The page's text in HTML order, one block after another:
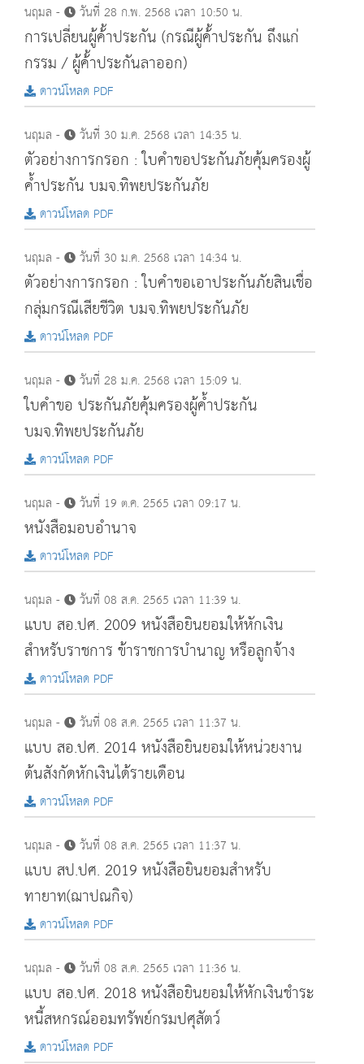
นฤมล -
วันที่ 28 ก.พ. 2568 เวลา 10:50 น.
การเปลี่ยนผู้ค้้าประกัน (กรณีผู้ค้้าประกัน ถึงแก่
กรรม / ผู้ค้้าประกันลาออก)
ดาวน์โหลด PDF
นฤมล -
วันที่ 30 ม.ค. 2568 เวลา 14:35 น.
ตัวอย่างการกรอก : ใบคำขอประกันภัยคุ้มครองผู้
ค้ำประกัน บมจ.ทิพยประกันภัย
ดาวน์โหลด PDF
นฤมล -
วันที่ 30 ม.ค. 2568 เวลา 14:34 น.
ตัวอย่างการกรอก : ใบคำขอเอาประกันภัยสินเชื่อ
กลุ่มกรณีเสียชีวิต บมจ.ทิพยประกันภัย
ดาวน์โหลด PDF
นฤมล -
วันที่ 28 ม.ค. 2568 เวลา 15:09 น.
ใบคำขอ ประกันภัยคุ้มครองผู้ค้ำประกัน
บมจ.ทิพยประกันภัย
ดาวน์โหลด PDF
นฤมล -
วันที่ 19 ต.ค. 2565 เวลา 09:17 น.
หนังสือมอบอำนาจ
ดาวน์โหลด PDF
นฤมล -
วันที่ 08 ส.ค. 2565 เวลา 11:39 น.
แบบ สอ.ปศ. 2009 หนังสือยินยอมให้หักเงิน
สำหรับราชการ ข้าราชการบำนาญ หรือลูกจ้าง
ดาวน์โหลด PDF
นฤมล -
วันที่ 08 ส.ค. 2565 เวลา 11:37 น.
แบบ สอ.ปศ. 2014 หนังสือยินยอมให้หน่วยงาน
ต้นสังกัดหักเงินได้รายเดือน
ดาวน์โหลด PDF
นฤมล -
วันที่ 08 ส.ค. 2565 เวลา 11:37 น.
แบบ สป.ปศ. 2019 หนังสือยินยอมสำหรับ
ทายาท(ฌาปณกิจ)
ดาวน์โหลด PDF
นฤมล -
วันที่ 08 ส.ค. 2565 เวลา 11:36 น.
แบบ สอ.ปศ. 2018 หนังสือยินยอมให้หักเงินชำระ
หนี้สหกรณ์ออมทรัพย์กรมปศุสัตว์
ดาวน์โหลด PDF